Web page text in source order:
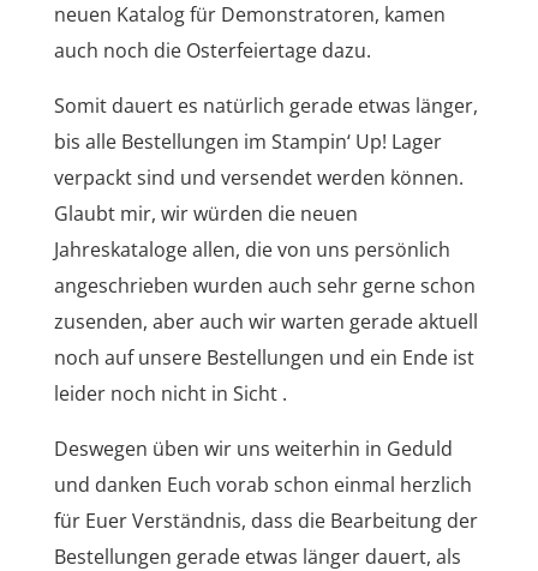
neuen Katalog für Demonstratoren, kamen
auch noch die Osterfeiertage dazu.
Somit dauert es natürlich gerade etwas länger,
bis alle Bestellungen im Stampin‘ Up! Lager
verpackt sind und versendet werden können.
Glaubt mir, wir würden die neuen
Jahreskataloge allen, die von uns persönlich
angeschrieben wurden auch sehr gerne schon
zusenden, aber auch wir warten gerade aktuell
noch auf unsere Bestellungen und ein Ende ist
leider noch nicht in Sicht .
Deswegen üben wir uns weiterhin in Geduld
und danken Euch vorab schon einmal herzlich
für Euer Verständnis, dass die Bearbeitung der
Bestellungen gerade etwas länger dauert, als